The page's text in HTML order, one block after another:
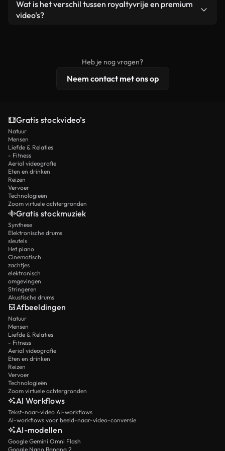
een losstaand product.
remixen. Zorg er wel voor dat het eindproduct
Wat is het verschil tussen royaltyvrije en premium
video's?
licentiebescherming omvat.
Heb je nog vragen?
Neem contact met ons op
Gratis stockvideo’s
Natuur
Mensen
Liefde & Relaties
- Fitness
Aerial videografie
Eten en drinken
Reizen
Vervoer
Technologieën
Zoom virtuele achtergronden
Gratis stockmuziek
Synthese
Elektronische drums
sleutels
Het piano
Cinematisch
zachtjes
elektronisch
omgevingen
Stringeren
Akustische drums
Afbeeldingen
Natuur
Mensen
Liefde & Relaties
- Fitness
Aerial videografie
Eten en drinken
Reizen
Vervoer
Technologieën
Zoom virtuele achtergronden
AI Workflows
Tekst-naar-video AI-workflows
AI-workflows voor beeld-naar-video-conversie
AI-modellen
Google Gemini Omni Flash
Google Nano Banana 2